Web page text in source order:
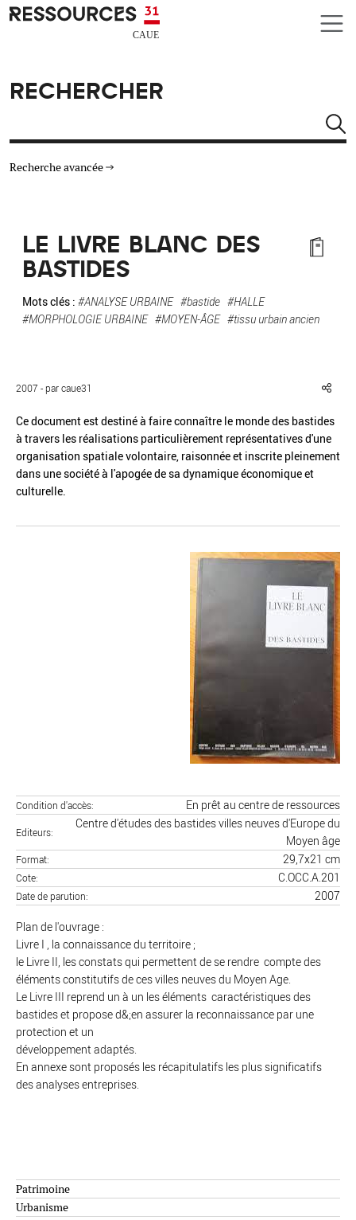
Aller au contenu principal
CAUE RESSOURCES 31
RECHERCHER
Recherche avancée
TYPE DE RESSOURCES
MATÉRIAUX
Réinitialiser Fermer la recherche avancée
LE LIVRE BLANC DES
BASTIDES
Mots clés : #ANALYSE URBAINE #bastide #HALLE
#MORPHOLOGIE URBAINE #MOYEN-ÂGE #tissu urbain ancien
Patrimoine
Urbanisme
2007 - par caue31
Ce document est destiné à faire connaître le monde des bastides
à travers les réalisations particulièrement représentatives d'une
organisation spatiale volontaire, raisonnée et inscrite pleinement
dans une société à l'apogée de sa dynamique économique et
culturelle.
Condition d'accès En prêt au centre de ressources
Editeurs
Centre d'études des bastides villes neuves d'Europe du
Moyen âge
Format 29,7x21 cm
Cote C.OCC.A.201
Date de parution 2007
Plan de l'ouvrage :
Livre I , la connaissance du territoire ;
le Livre II, les constats qui permettent de se rendre compte des
éléments constitutifs de ces villes neuves du Moyen Age.
Le Livre III reprend un à un les éléments caractéristiques des
bastides et propose d&;en assurer la reconnaissance par une
protection et un
développement adaptés.
En annexe sont proposés les récapitulatifs les plus significatifs
des analyses entreprises.